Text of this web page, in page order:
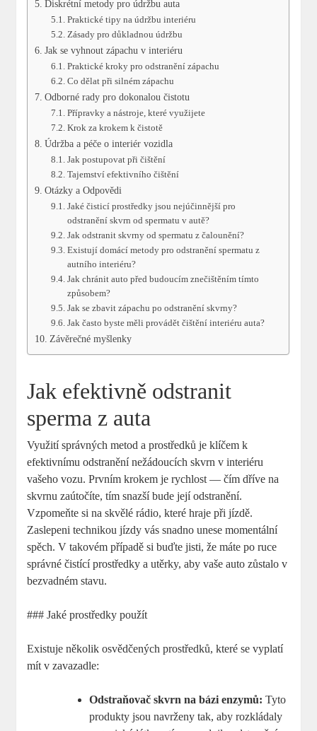
Diskrétní metody pro údržbu auta
Praktické tipy na údržbu interiéru
Zásady pro důkladnou údržbu
Jak se vyhnout zápachu v interiéru
Praktické kroky pro odstranění zápachu
Co dělat při silném zápachu
Odborné rady pro dokonalou čistotu
Přípravky a nástroje, které využijete
Krok za krokem k čistotě
Údržba a péče o interiér vozidla
Jak postupovat při čištění
Tajemství efektivního čištění
Otázky a Odpovědi
Jaké čisticí prostředky jsou nejúčinnější pro
odstranění skvrn od spermatu v autě?
Jak odstranit skvrny od spermatu z čalounění?
Existují domácí metody pro odstranění spermatu z
autního interiéru?
Jak chránit auto před budoucím znečištěním tímto
způsobem?
Jak se zbavit zápachu po odstranění skvrny?
Jak často byste měli provádět čištění interiéru auta?
Závěrečné myšlenky
Jak efektivně odstranit
sperma z auta
Využití správných metod a prostředků je klíčem k
efektivnímu odstranění nežádoucích skvrn v interiéru
vašeho vozu. Prvním krokem je rychlost — čím dříve na
skvrnu zaútočíte, tím snazší bude její odstranění.
Vzpomeňte si na skvělé rádio, které hraje při jízdě.
Zaslepeni technikou jízdy vás snadno unese momentální
spěch. V takovém případě si buďte jisti, že máte po ruce
správné čistící prostředky a utěrky, aby vaše auto zůstalo v
bezvadném stavu.
### Jaké prostředky použít
Existuje několik osvědčených prostředků, které se vyplatí
mít v zavazadle:
Odstraňovač skvrn na bázi enzymů: Tyto
produkty jsou navrženy tak, aby rozkládaly